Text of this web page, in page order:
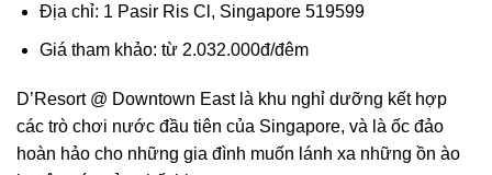
Địa chỉ: 1 Pasir Ris Cl, Singapore 519599
Giá tham khảo: từ 2.032.000đ/đêm
D’Resort @ Downtown Eastlà khu nghỉ dưỡng kết hợp
các trò chơi nước đầu tiên của Singapore, và là ốc đảo
hoàn hảo cho những gia đình muốn lánh xa những ồn ào